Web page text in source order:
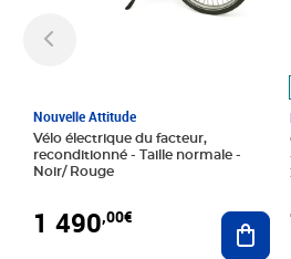
Nouvelle Attitude
Vélo électrique du facteur,
reconditionné - Taille normale -
Noir/ Rouge
1 490,00€